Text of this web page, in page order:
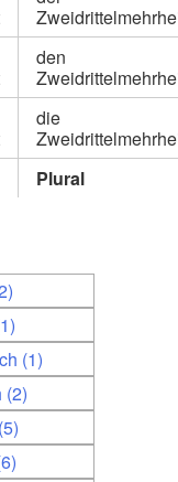
den
die
Plural
(1)
(2)